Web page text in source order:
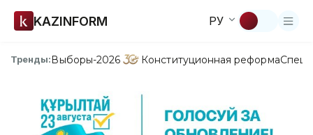
KAZINFORM РУ
Тренды:Выборы-2026 Конституционная реформа